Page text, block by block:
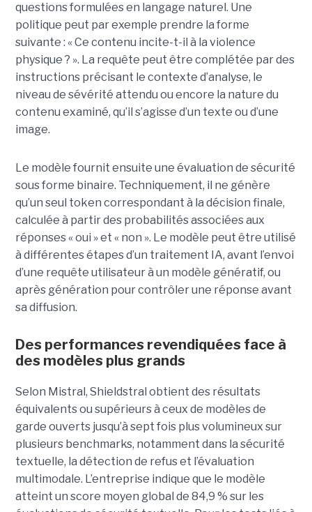
questions formulées en langage naturel. Une
politique peut par exemple prendre la forme
suivante : « Ce contenu incite-t-il à la violence
physique ? ». La requête peut être complétée par des
instructions précisant le contexte d’analyse, le
niveau de sévérité attendu ou encore la nature du
contenu examiné, qu’il s’agisse d’un texte ou d’une
image.
Le modèle fournit ensuite une évaluation de sécurité
sous forme binaire. Techniquement, il ne génère
qu’un seul token correspondant à la décision finale,
calculée à partir des probabilités associées aux
réponses « oui » et « non ». Le modèle peut être utilisé
à différentes étapes d’un traitement IA, avant l’envoi
d’une requête utilisateur à un modèle génératif, ou
après génération pour contrôler une réponse avant
sa diffusion.
Des performances revendiquées face à
des modèles plus grands
Selon Mistral, Shieldstral obtient des résultats
équivalents ou supérieurs à ceux de modèles de
garde ouverts jusqu’à sept fois plus volumineux sur
plusieurs benchmarks, notamment dans la sécurité
textuelle, la détection de refus et l’évaluation
multimodale. L’entreprise indique que le modèle
atteint un score moyen global de 84,9 % sur les